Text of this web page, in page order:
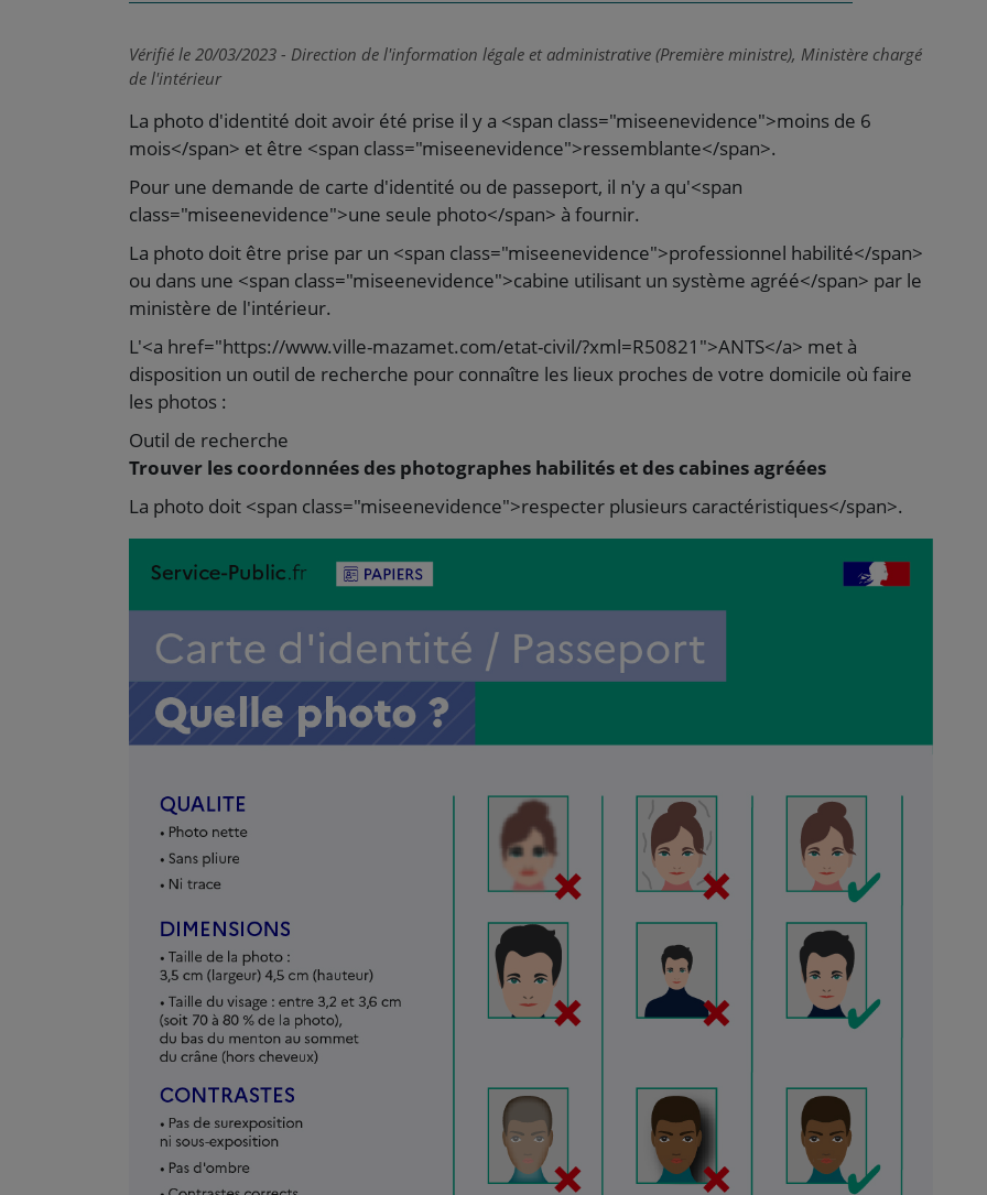
Vérifié le 20/03/2023 - Direction de l'information légale et administrative (Première ministre), Ministère chargé
de l'intérieur
La photo d'identité doit avoir été prise il y a <span class="miseenevidence">moins de 6
mois</span> et être <span class="miseenevidence">ressemblante</span>.
Pour une demande de carte d'identité ou de passeport, il n'y a qu'<span
class="miseenevidence">une seule photo</span> à fournir.
La photo doit être prise par un <span class="miseenevidence">professionnel habilité</span>
ou dans une <span class="miseenevidence">cabine utilisant un système agréé</span> par le
ministère de l'intérieur.
L'<a href="https://www.ville-mazamet.com/etat-civil/?xml=R50821">ANTS</a> met à
disposition un outil de recherche pour connaître les lieux proches de votre domicile où faire
les photos :
Outil de recherche
Trouver les coordonnées des photographes habilités et des cabines agréées
La photo doit <span class="miseenevidence">respecter plusieurs caractéristiques</span>.